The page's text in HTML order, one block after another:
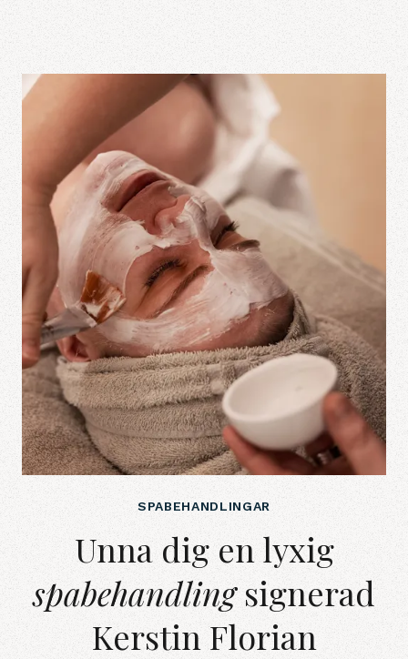
SPABEHANDLINGAR
Unna dig en lyxig spabehandling
Unna dig en lyxig
spabehandlingsignerad
Kerstin Florian